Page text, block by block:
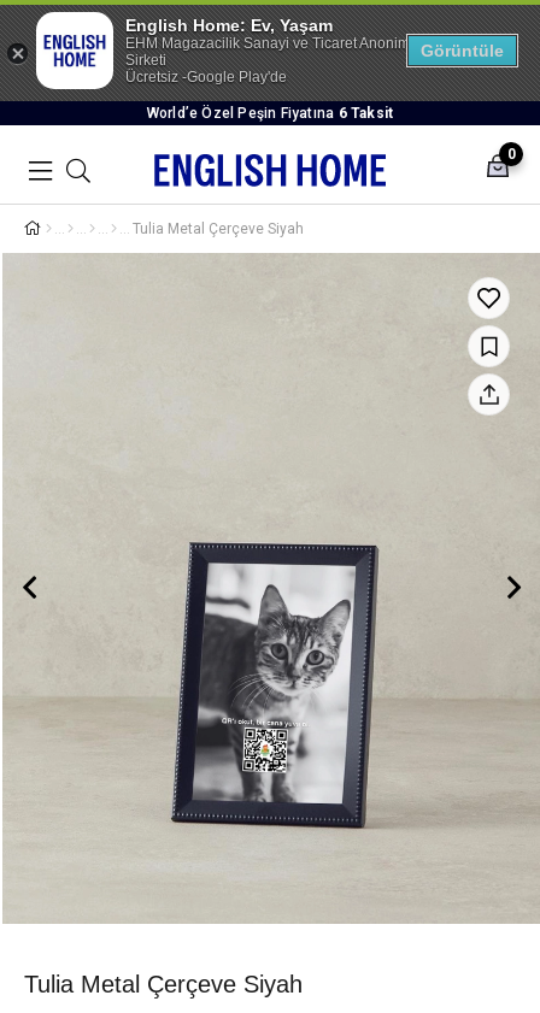
World’e Özel Peşin Fiyatına 6 Taksit
0
Tulia Metal Çerçeve Siyah
Tulia Metal Çerçeve Siyah
English Home: Ev, Yaşam
EHM Magazacilik Sanayi ve Ticaret Anonim
Sirketi
Ücretsiz -Google Play'de
Görüntüle